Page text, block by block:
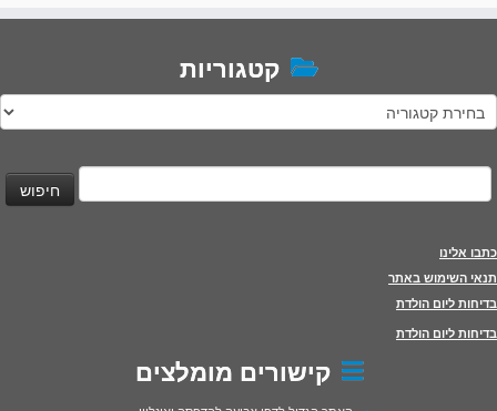
קטגוריות
קטגוריות
חיפוש:
כתבו אלינו
תנאי השימוש באתר
בדיחות ליום הולדת
בדיחות ליום הולדת
קישורים מומלצים